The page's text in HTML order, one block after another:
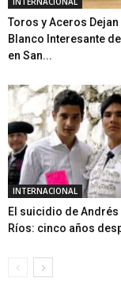
Toros y Aceros Dejan
Blanco Interesante
en San...
INTERNACIONAL
El suicidio de Andrés
Ríos: cinco años